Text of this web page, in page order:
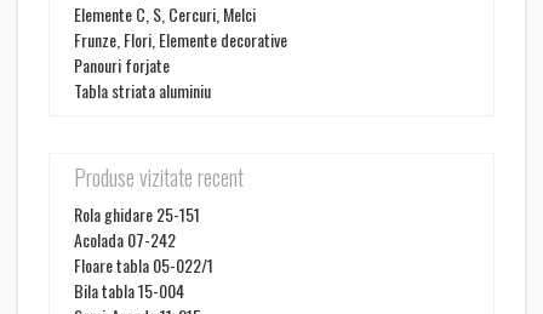
Elemente C, S, Cercuri, Melci
Frunze, Flori, Elemente decorative
Panouri forjate
Tabla striata aluminiu
Produse vizitate recent
Rola ghidare 25-151
Acolada 07-242
Floare tabla 05-022/1
Bila tabla 15-004